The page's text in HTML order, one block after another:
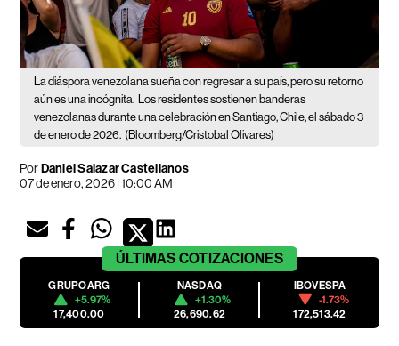
La diáspora venezolana sueña con regresar a su país, pero su retorno
aún es una incógnita.
Los residentes sostienen banderas
venezolanas durante una celebración en Santiago, Chile, el sábado 3
de enero de 2026. (Bloomberg/Cristobal Olivares)
PorDaniel Salazar Castellanos
07 de enero, 2026 | 10:00 AM
ÚLTIMAS COTIZACIONES
GRUPOARG
+5.97%
17,400.00
NASDAQ
+1.30%
26,690.62
IBOVESPA
-1.73%
172,513.42